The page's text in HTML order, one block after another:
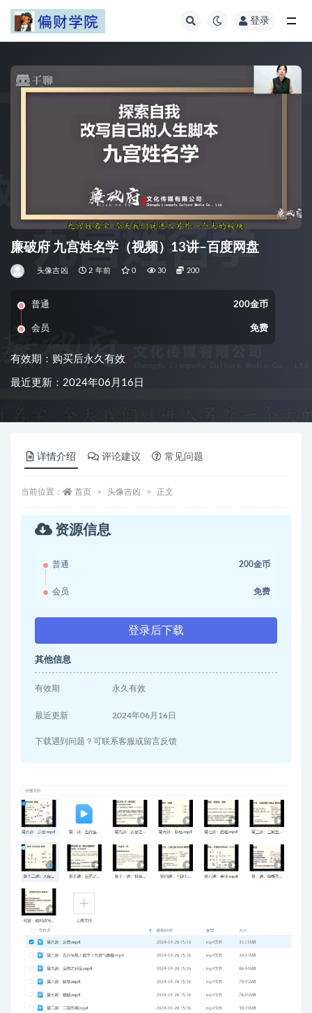
登录
廉破府 九宫姓名学（视频）13讲–百度网盘
头像吉凶 2 年前 0 30 200
普通 200金币
会员 免费
有效期：购买后永久有效
最近更新：2024年06月16日
详情介绍 评论建议 常见问题
当前位置： 首页 头像吉凶 正文
资源信息
普通 200金币
会员 免费
登录后下载
其他信息
有效期 永久有效
最近更新 2024年06月16日
下载遇到问题？可联系客服或留言反馈